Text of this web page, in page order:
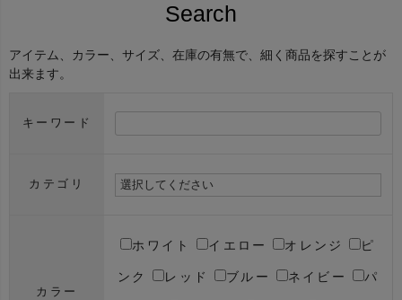
Search
アイテム、カラー、サイズ、在庫の有無で、細く商品を探すことが
出来ます。
キーワード
カテゴリ
カラー
ホワイト イエロー オレンジ ピ
ンク レッド ブルー ネイビー パ